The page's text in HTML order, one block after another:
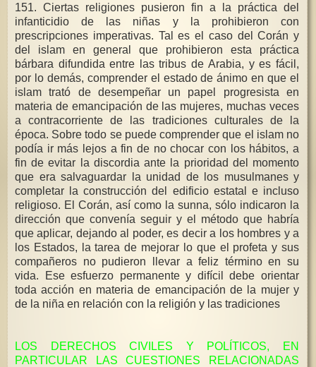
151. Ciertas religiones pusieron fin a la práctica del
infanticidio de las niñas y la prohibieron con
prescripciones imperativas. Tal es el caso del Corán y
del islam en general que prohibieron esta práctica
bárbara difundida entre las tribus de Arabia, y es fácil,
por lo demás, comprender el estado de ánimo en que el
islam trató de desempeñar un papel progresista en
materia de emancipación de las mujeres, muchas veces
a contracorriente de las tradiciones culturales de la
época. Sobre todo se puede comprender que el islam no
podía ir más lejos a fin de no chocar con los hábitos, a
fin de evitar la discordia ante la prioridad del momento
que era salvaguardar la unidad de los musulmanes y
completar la construcción del edificio estatal e incluso
religioso. El Corán, así como la sunna, sólo indicaron la
dirección que convenía seguir y el método que habría
que aplicar, dejando al poder, es decir a los hombres y a
los Estados, la tarea de mejorar lo que el profeta y sus
compañeros no pudieron llevar a feliz término en su
vida. Ese esfuerzo permanente y difícil debe orientar
toda acción en materia de emancipación de la mujer y
de la niña en relación con la religión y las tradiciones
LOS DERECHOS CIVILES Y POLÍTICOS, EN
PARTICULAR LAS CUESTIONES RELACIONADAS